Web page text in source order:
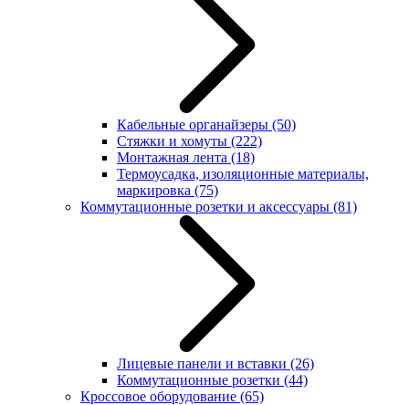
Кабельные органайзеры (50)
Стяжки и хомуты (222)
Монтажная лента (18)
Термоусадка, изоляционные материалы,
маркировка (75)
Коммутационные розетки и аксессуары (81)
Лицевые панели и вставки (26)
Коммутационные розетки (44)
Кроссовое оборудование (65)